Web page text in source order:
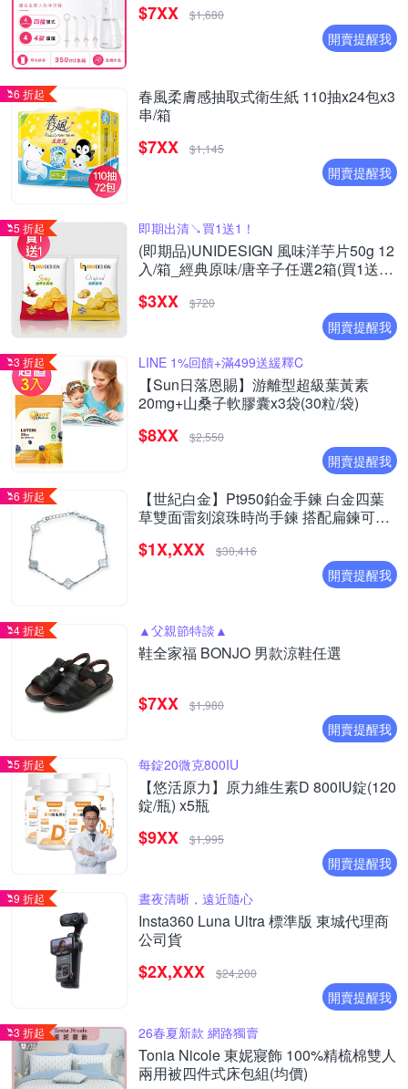
$7XX $1,680
開賣提醒我
6 折起
春風柔膚感抽取式衛生紙 110抽x24包x3
串/箱
$7XX $1,145
開賣提醒我
5 折起 即期出清↘︎買1送1！
(即期品)UNIDESIGN 風味洋芋片50g 12
入/箱_經典原味/唐辛子任選2箱(買1送1)
$3XX $720
開賣提醒我
3 折起 LINE 1%回饋+滿499送緩釋C
【Sun日落恩賜】游離型超級葉黃素
20mg+山桑子軟膠囊x3袋(30粒/袋)
$8XX $2,550
開賣提醒我
6 折起
【世紀白金】Pt950鉑金手鍊 白金四葉
草雙面雷刻滾珠時尚手鍊 搭配扁鍊可調
$1X,XXX $30,416
開賣提醒我
4 折起 ▲父親節特談▲
鞋全家福 BONJO 男款涼鞋任選
$7XX $1,980
開賣提醒我
5 折起 每錠20微克800IU
【悠活原力】原力維生素D 800IU錠(120
錠/瓶) x5瓶
$9XX $1,995
開賣提醒我
9 折起 晝夜清晰，遠近隨心
Insta360 Luna Ultra 標準版 東城代理商
公司貨
$2X,XXX $24,200
開賣提醒我
3 折起 26春夏新款 網路獨賣
Tonia Nicole 東妮寢飾 100%精梳棉雙人
兩用被四件式床包組(均價)